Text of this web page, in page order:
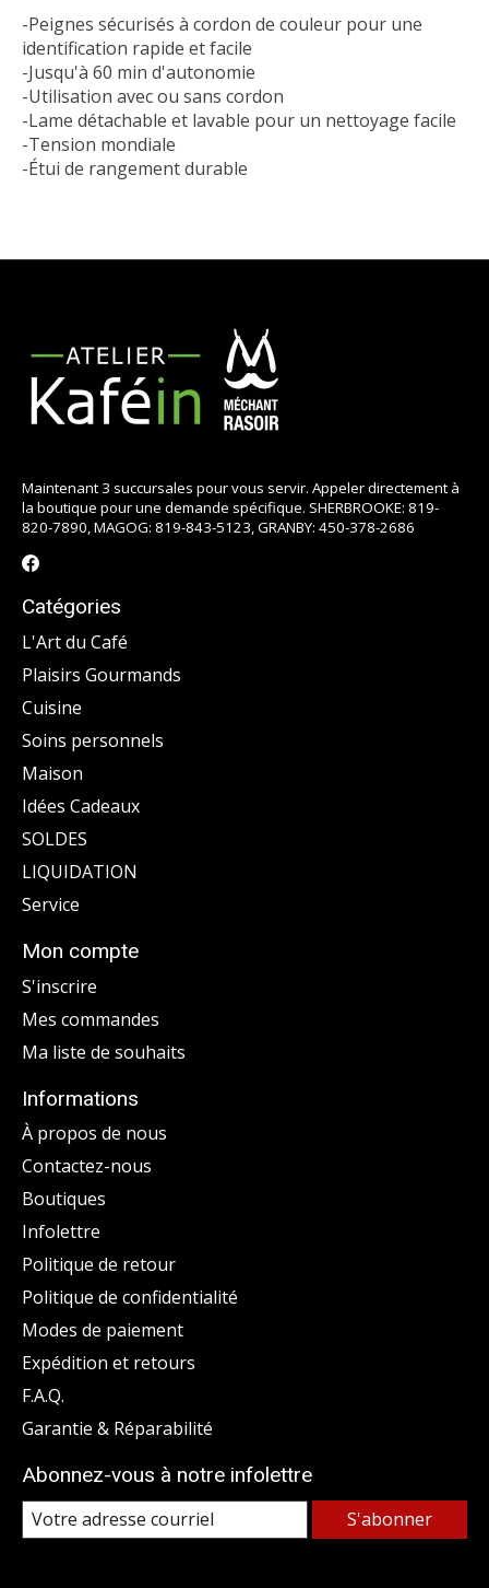
-Peignes sécurisés à cordon de couleur pour une
identification rapide et facile
-Jusqu'à 60 min d'autonomie
-Utilisation avec ou sans cordon
-Lame détachable et lavable pour un nettoyage facile
-Tension mondiale
-Étui de rangement durable
Maintenant 3 succursales pour vous servir. Appeler directement à
la boutique pour une demande spécifique. SHERBROOKE: 819-
820-7890, MAGOG: 819-843-5123, GRANBY: 450-378-2686
Catégories
L'Art du Café
Plaisirs Gourmands
Cuisine
Soins personnels
Maison
Idées Cadeaux
SOLDES
LIQUIDATION
Service
Mon compte
S'inscrire
Mes commandes
Ma liste de souhaits
Informations
À propos de nous
Contactez-nous
Boutiques
Infolettre
Politique de retour
Politique de confidentialité
Modes de paiement
Expédition et retours
F.A.Q.
Garantie & Réparabilité
Abonnez-vous à notre infolettre
S'abonner